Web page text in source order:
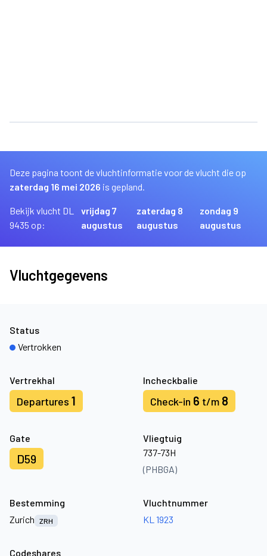
Deze pagina toont de vluchtinformatie voor de vlucht die op
zaterdag 16 mei 2026 is gepland.
Bekijk vlucht DL
9435 op:
vrijdag 7
augustus
zaterdag 8
augustus
zondag 9
augustus
Vluchtgegevens
Vertrekhal
Departures 1
Incheckbalie
Check-in 6 t/m 8
Gate
D59
Vliegtuig
737-73H
(PHBGA)
Status
Vertrokken
Bestemming
Zurich
ZRH
Vluchtnummer
KL 1923
Codeshares